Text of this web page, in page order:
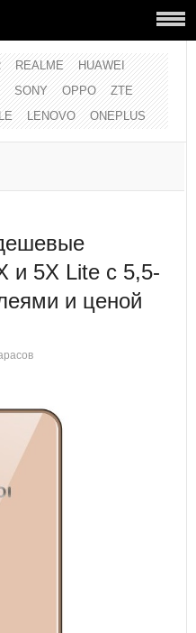
REALME
HUAWEI
SONY OPPO
ZTE
LENOVO ONEPLUS
и 5X Lite c 5,5-
и ценой